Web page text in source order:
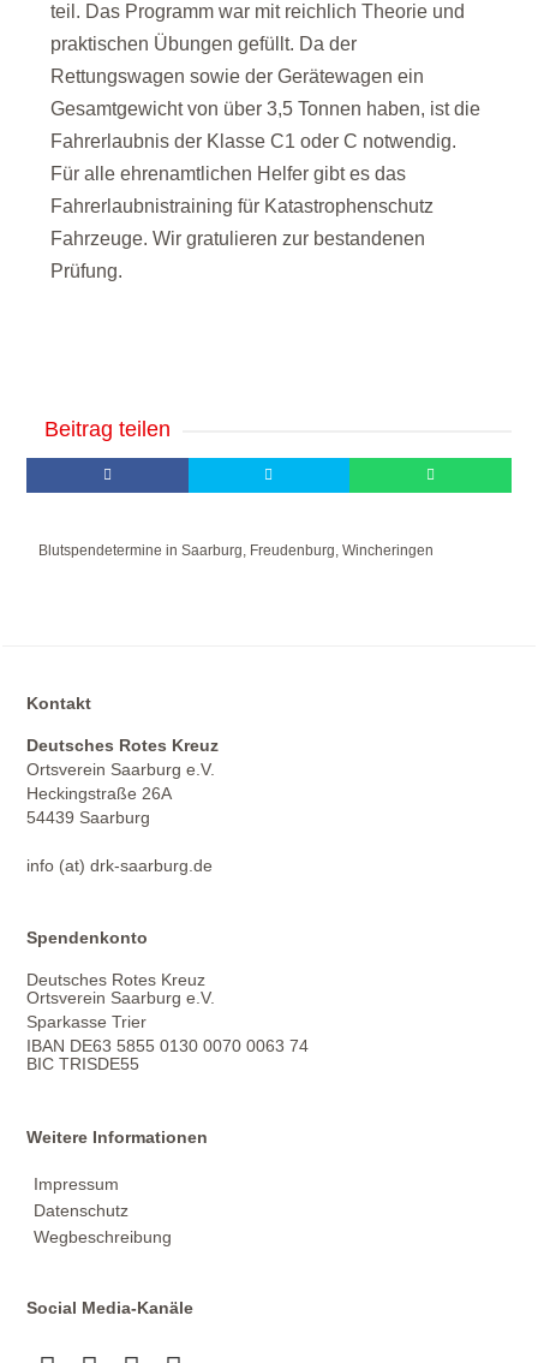
teil. Das Programm war mit reichlich Theorie und
praktischen Übungen gefüllt. Da der
Rettungswagen sowie der Gerätewagen ein
Gesamtgewicht von über 3,5 Tonnen haben, ist die
Fahrerlaubnis der Klasse C1 oder C notwendig.
Für alle ehrenamtlichen Helfer gibt es das
Fahrerlaubnistraining für Katastrophenschutz
Fahrzeuge. Wir gratulieren zur bestandenen
Prüfung.
Beitrag teilen
Blutspendetermine in Saarburg, Freudenburg, Wincheringen
Kontakt
Deutsches Rotes Kreuz
Ortsverein Saarburg e.V.
Heckingstraße 26A
54439 Saarburg
info (at) drk-saarburg.de
Spendenkonto
Deutsches Rotes Kreuz
Ortsverein Saarburg e.V.
Sparkasse Trier
IBAN DE63 5855 0130 0070 0063 74
BIC TRISDE55
Weitere Informationen
Impressum
Datenschutz
Wegbeschreibung
Social Media-Kanäle